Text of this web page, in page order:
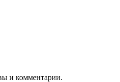
и комментарии.